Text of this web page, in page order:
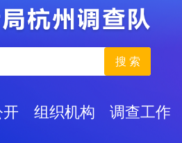
搜 索
组织机构 调查工作